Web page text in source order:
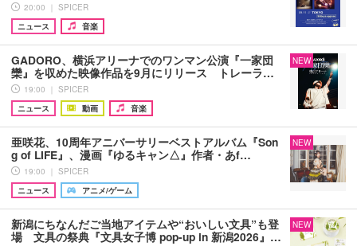
20:00 ｜ SPICER
ニュース
音楽
GADORO、横浜アリーナでのワンマン公演『一家団
欒』を収めた映像作品を9月にリリース トレーラ…
19:00 ｜ SPICER
ニュース
動画 音楽
NEW
亜咲花、10周年アニバーサリーベストアルバム『Son
g of LIFE』、漫画『ゆるキャン△』作者・あf…
19:00 ｜ SPICER
ニュース
アニメ/ゲーム
NEW
新潟にちなんだご当地アイテムや“おいしい文具”も登
場 文具の祭典『文具女子博 pop-up in 新潟2026』…
NEW